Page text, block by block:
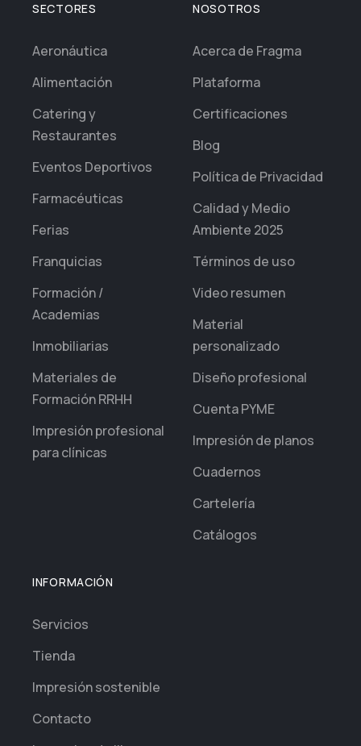
SECTORES
Aeronáutica
Alimentación
Catering y
Restaurantes
Eventos Deportivos
Farmacéuticas
Ferias
Franquicias
Formación /
Academias
Inmobiliarias
Materiales de
Formación RRHH
Impresión profesional
para clínicas
NOSOTROS
Acerca de Fragma
Plataforma
Certificaciones
Blog
Política de Privacidad
Calidad y Medio
Ambiente 2025
Términos de uso
Video resumen
Material
personalizado
Diseño profesional
Cuenta PYME
Impresión de planos
Cuadernos
Cartelería
Catálogos
INFORMACIÓN
Servicios
Tienda
Impresión sostenible
Contacto